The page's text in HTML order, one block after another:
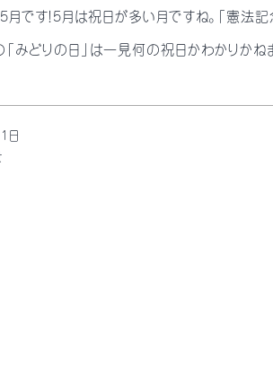
5月です！5月は祝日が多い月ですね。「憲法
「みどりの日」は一見何の祝日かわかりかね
日